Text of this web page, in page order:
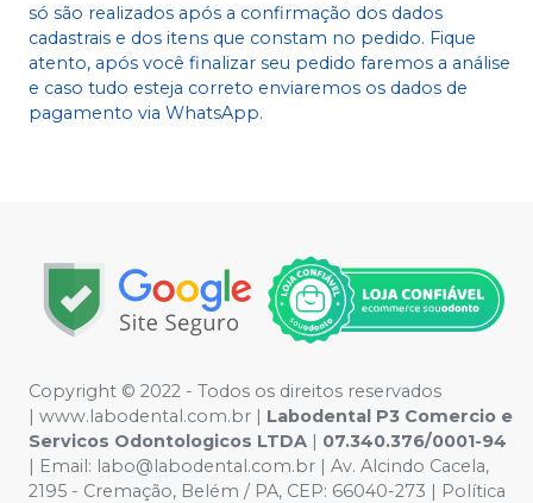
só são realizados após a confirmação dos dados
cadastrais e dos itens que constam no pedido. Fique
atento, após você finalizar seu pedido faremos a análise
e caso tudo esteja correto enviaremos os dados de
pagamento via WhatsApp.
Copyright © 2022 - Todos os direitos reservados
| www.labodental.com.br | Labodental P3 Comercio e
Servicos Odontologicos LTDA | 07.340.376/0001-94
| Email: labo@labodental.com.br | Av. Alcindo Cacela,
2195 - Cremação, Belém / PA, CEP: 66040-273 | Política